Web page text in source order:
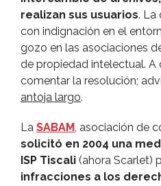
realizan sus usuarios. La
con indignación en el
gozo en las asociaciones
de propiedad intelectual. A
comentar la resolución;
antoja largo.
La SABAM, asociación de
solicitó en 2004 una
ISP Tiscali (ahora Scarlet)
infracciones a los